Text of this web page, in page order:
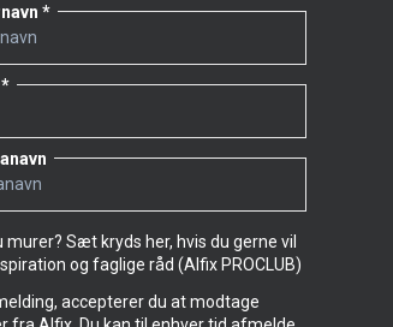
murer? Sæt kryds her, hvis du gerne vil
og faglige råd (Alfix PROCLUB)
accepterer du at modtage